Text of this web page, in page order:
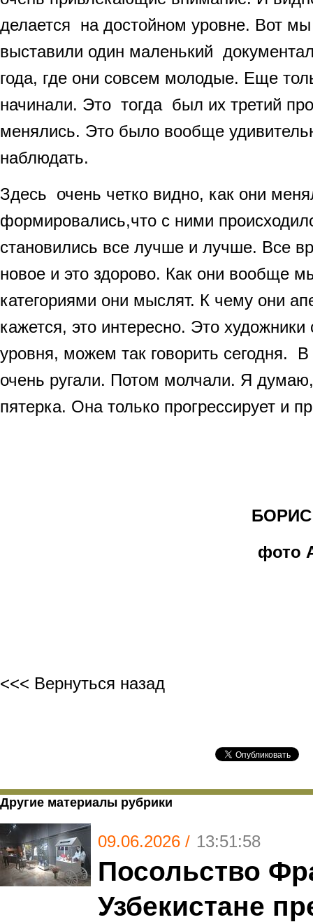
делается на достойном уровне. Вот мы
выставили один маленький
года, где они совсем молодые. Еще
начинали. Это тогда был их третий
менялись. Это было вообще
наблюдать.
Здесь очень четко видно, как они
формировались,что с ними
становились все лучше и лучше. Все
новое и это здорово. Как они вообще
категориями они мыслят. К чему они
кажется, это интересно. Это художники
уровня, можем так говорить сегодня.
очень ругали. Потом молчали. Я думаю,
пятерка. Она только прогрессирует и
БОРИС
фото
<<< Вернуться назад
Другие материалы рубрики
09.06.2026 / 13:51:58
Посольство
Узбекистане